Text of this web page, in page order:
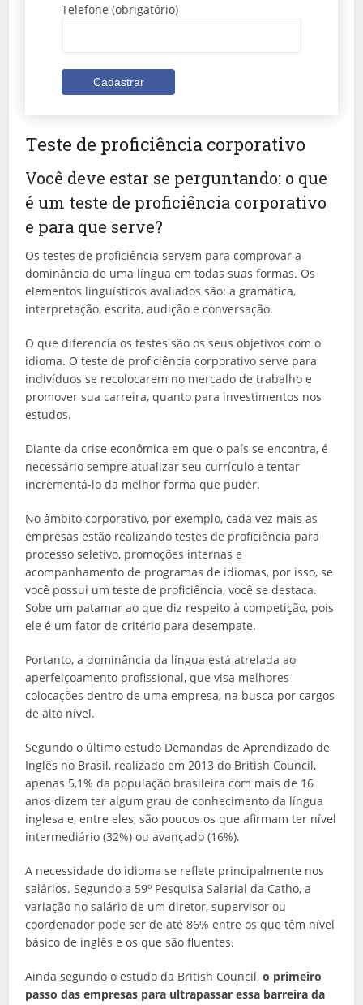
Telefone (obrigatório)
Teste de proficiência corporativo
Você deve estar se perguntando: o que
é um teste de proficiência corporativo
e para que serve?
Os testes de proficiência servem para comprovar a
dominância de uma língua em todas suas formas. Os
elementos linguísticos avaliados são: a gramática,
interpretação, escrita, audição e conversação.
O que diferencia os testes são os seus objetivos com o
idioma. O teste de proficiência corporativo serve para
indivíduos se recolocarem no mercado de trabalho e
promover sua carreira, quanto para investimentos nos
estudos.
Diante da crise econômica em que o país se encontra, é
necessário sempre atualizar seu currículo e tentar
incrementá-lo da melhor forma que puder.
No âmbito corporativo, por exemplo, cada vez mais as
empresas estão realizando testes de proficiência para
processo seletivo, promoções internas e
acompanhamento de programas de idiomas, por isso, se
você possui um teste de proficiência, você se destaca.
Sobe um patamar ao que diz respeito à competição, pois
ele é um fator de critério para desempate.
Portanto, a dominância da língua está atrelada ao
aperfeiçoamento profissional, que visa melhores
colocações dentro de uma empresa, na busca por cargos
de alto nível.
Segundo o último estudo Demandas de Aprendizado de
Inglês no Brasil, realizado em 2013 do British Council,
apenas 5,1% da população brasileira com mais de 16
anos dizem ter algum grau de conhecimento da língua
inglesa e, entre eles, são poucos os que afirmam ter nível
intermediário (32%) ou avançado (16%).
A necessidade do idioma se reflete principalmente nos
salários. Segundo a 59º Pesquisa Salarial da Catho, a
variação no salário de um diretor, supervisor ou
coordenador pode ser de até 86% entre os que têm nível
básico de inglês e os que são fluentes.
Ainda segundo o estudo da British Council,o primeiro
passo das empresas para ultrapassar essa barreira da